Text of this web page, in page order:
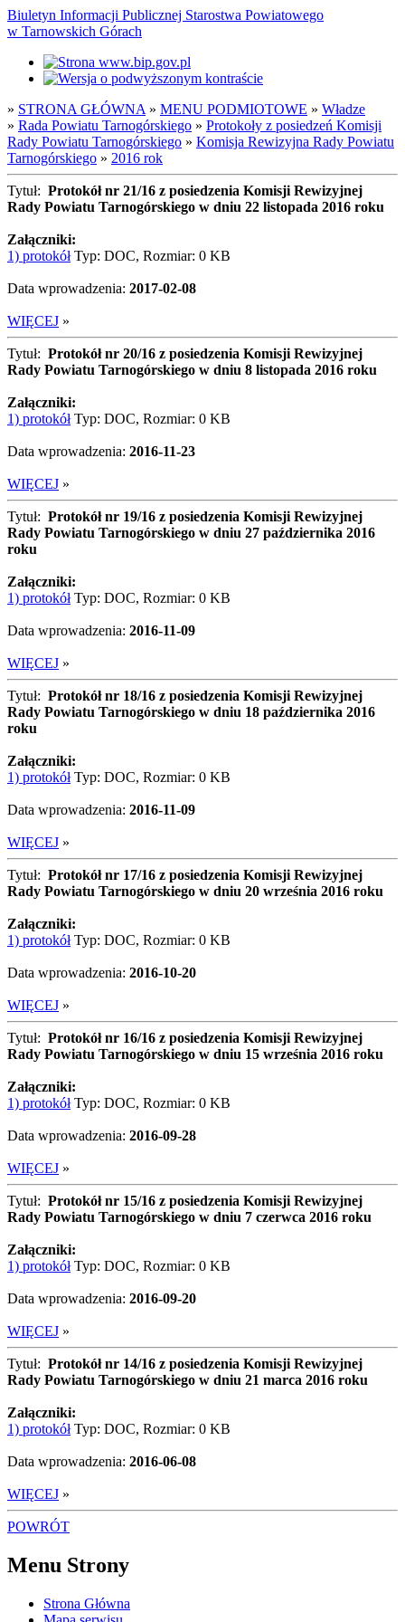
Biuletyn Informacji Publicznej Starostwa Powiatowego
w Tarnowskich Górach
» STRONA GŁÓWNA » MENU PODMIOTOWE » Władze
» Rada Powiatu Tarnogórskiego » Protokoły z posiedzeń Komisji
Rady Powiatu Tarnogórskiego » Komisja Rewizyjna Rady Powiatu
Tarnogórskiego » 2016 rok
Tytuł: Protokół nr 21/16 z posiedzenia Komisji Rewizyjnej
Rady Powiatu Tarnogórskiego w dniu 22 listopada 2016 roku
Załączniki:
1) protokółTyp: DOC, Rozmiar: 0 KB
Data wprowadzenia: 2017-02-08
WIĘCEJ »
Tytuł: Protokół nr 20/16 z posiedzenia Komisji Rewizyjnej
Rady Powiatu Tarnogórskiego w dniu 8 listopada 2016 roku
Załączniki:
1) protokółTyp: DOC, Rozmiar: 0 KB
Data wprowadzenia: 2016-11-23
WIĘCEJ »
Tytuł: Protokół nr 19/16 z posiedzenia Komisji Rewizyjnej
Rady Powiatu Tarnogórskiego w dniu 27 października 2016
roku
Załączniki:
1) protokółTyp: DOC, Rozmiar: 0 KB
Data wprowadzenia: 2016-11-09
WIĘCEJ »
Tytuł: Protokół nr 18/16 z posiedzenia Komisji Rewizyjnej
Rady Powiatu Tarnogórskiego w dniu 18 października 2016
roku
Załączniki:
1) protokółTyp: DOC, Rozmiar: 0 KB
Data wprowadzenia: 2016-11-09
WIĘCEJ »
Tytuł: Protokół nr 17/16 z posiedzenia Komisji Rewizyjnej
Rady Powiatu Tarnogórskiego w dniu 20 września 2016 roku
Załączniki:
1) protokółTyp: DOC, Rozmiar: 0 KB
Data wprowadzenia: 2016-10-20
WIĘCEJ »
Tytuł: Protokół nr 16/16 z posiedzenia Komisji Rewizyjnej
Rady Powiatu Tarnogórskiego w dniu 15 września 2016 roku
Załączniki:
1) protokółTyp: DOC, Rozmiar: 0 KB
Data wprowadzenia: 2016-09-28
WIĘCEJ »
Tytuł: Protokół nr 15/16 z posiedzenia Komisji Rewizyjnej
Rady Powiatu Tarnogórskiego w dniu 7 czerwca 2016 roku
Załączniki:
1) protokółTyp: DOC, Rozmiar: 0 KB
Data wprowadzenia: 2016-09-20
WIĘCEJ »
Tytuł: Protokół nr 14/16 z posiedzenia Komisji Rewizyjnej
Rady Powiatu Tarnogórskiego w dniu 21 marca 2016 roku
Załączniki:
1) protokółTyp: DOC, Rozmiar: 0 KB
Data wprowadzenia: 2016-06-08
WIĘCEJ »
POWRÓT
Menu Strony
Strona Główna